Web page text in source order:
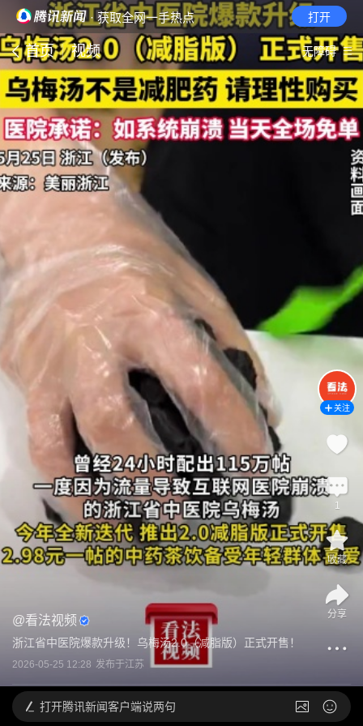
· 获取全网一手热点 打开
首页 视频 无障碍
@看法视频
浙江省中医院爆款升级！乌梅汤2.0（减脂版）正式开售！
2026-05-25 12:28 发布于江苏
关注
1
收藏
分享
打开腾讯新闻客户端说两句